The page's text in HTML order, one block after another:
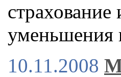
уменьшения
10.11.2008